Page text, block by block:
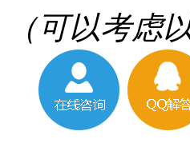
（可以考虑